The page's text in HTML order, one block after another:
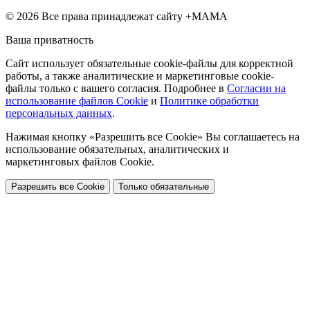
© 2026 Все права принадлежат сайту +МАМА
Ваша приватность
Сайт использует обязательные cookie-файлы для корректной
работы, а также аналитические и маркетинговые cookie-
файлы только с вашего согласия. Подробнее в Согласии на
использование файлов Cookie и Политике обработки
персональных данных.
Нажимая кнопку «Разрешить все Cookie» Вы соглашаетесь на
использование обязательных, аналитических и
маркетинговых файлов Cookie.
Разрешить все Cookie Только обязательные